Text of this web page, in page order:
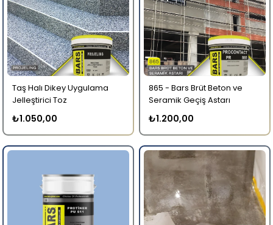
Taş Halı Dikey Uygulama
Jelleştirici Toz
₺1.050,00
865 - Bars Brüt Beton ve
Seramik Geçiş Astarı
₺1.200,00